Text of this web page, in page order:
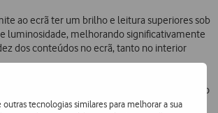
outras tecnologias similares para melhorar a sua
ao ecrã ter um brilho e leitura superiores sob
luminosidade, melhorando significativamente
dos conteúdos no ecrã, tanto no interior
e sofisticado, o LG Maximo Black alia ainda o
a um conjunto de excelentes